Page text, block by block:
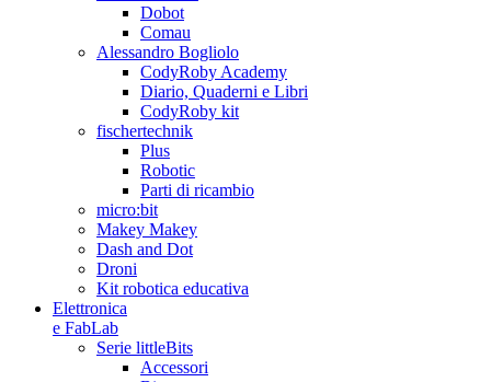
Dobot
Comau
Alessandro Bogliolo
CodyRoby Academy
Diario, Quaderni e Libri
CodyRoby kit
fischertechnik
Plus
Robotic
Parti di ricambio
micro:bit
Makey Makey
Dash and Dot
Droni
Kit robotica educativa
Elettronica
e FabLab
Serie littleBits
Accessori